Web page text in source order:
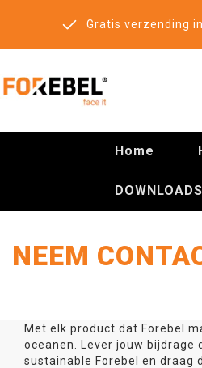
Gratis verzending
Home
DOWNLOADS
NEEM
Met elk product dat Forebel
oceanen. Lever jouw bijdrage
sustainable Forebel en draag